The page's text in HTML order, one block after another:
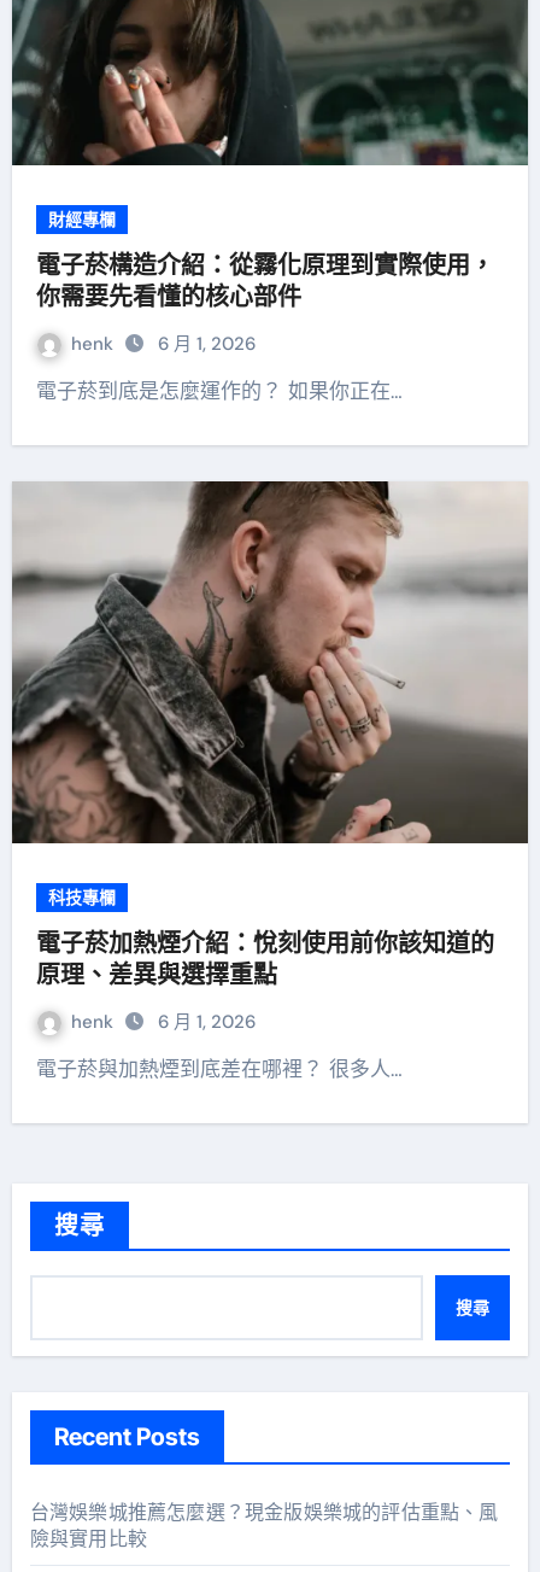
財經專欄
電子菸構造介紹：從霧化原理到實際使用，
你需要先看懂的核心部件
henk 6 月 1, 2026
電子菸到底是怎麼運作的？ 如果你正在…
科技專欄
電子菸加熱煙介紹：悅刻使用前你該知道的
原理、差異與選擇重點
henk 6 月 1, 2026
電子菸與加熱煙到底差在哪裡？ 很多人…
搜尋
搜尋
Recent Posts
台灣娛樂城推薦怎麼選？現金版娛樂城的評估重點、風
險與實用比較